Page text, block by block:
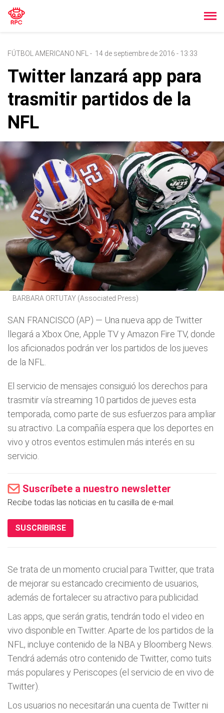
FÚTBOL AMERICANO NFL - 14 de septiembre de 2016 - 13:33
Twitter lanzará app para
trasmitir partidos de la
NFL
BARBARA ORTUTAY (Associated Press)
SAN FRANCISCO (AP) — Una nueva app de Twitter
llegará a Xbox One, Apple TV y Amazon Fire TV, donde
los aficionados podrán ver los partidos de los jueves
de la NFL.
El servicio de mensajes consiguió los derechos para
trasmitir vía streaming 10 partidos de jueves esta
temporada, como parte de sus esfuerzos para ampliar
su atractivo. La compañía espera que los deportes en
vivo y otros eventos estimulen más interés en su
servicio.
Suscríbete a nuestro newsletter
Recibe todas las noticias en tu casilla de e-mail.
SUSCRIBIRSE
Se trata de un momento crucial para Twitter, que trata
de mejorar su estancado crecimiento de usuarios,
además de fortalecer su atractivo para publicidad.
Las apps, que serán gratis, tendrán todo el video en
vivo disponible en Twitter. Aparte de los partidos de la
NFL, incluye contenido de la NBA y Bloomberg News.
Tendrá además otro contenido de Twitter, como tuits
más populares y Periscopes (el servicio de en vivo de
Twitter).
Los usuarios no necesitarán una cuenta de Twitter ni